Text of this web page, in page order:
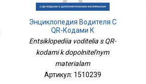
Энциклопедия Водителя С
QR-Кодами К
Дополнительным
Материалам
Entsiklopediia voditelia s QR-
kodami k dopolnitel'nym
materialam
Артикул: 1510239